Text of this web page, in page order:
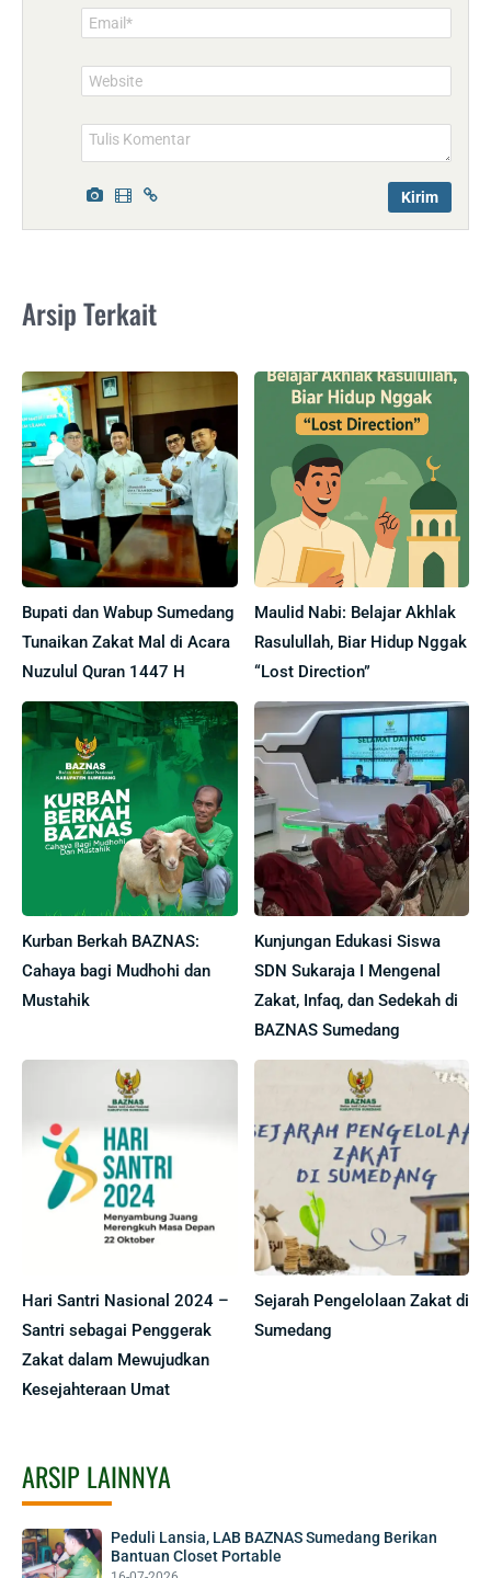
Email*
Website
Arsip Terkait
Bupati dan Wabup Sumedang
Tunaikan Zakat Mal di Acara
Nuzulul Quran 1447 H
Maulid Nabi: Belajar Akhlak
Rasulullah, Biar Hidup Nggak
“Lost Direction”
Kurban Berkah BAZNAS:
Cahaya bagi Mudhohi dan
Mustahik
Kunjungan Edukasi Siswa
SDN Sukaraja I Mengenal
Zakat, Infaq, dan Sedekah di
BAZNAS Sumedang
Hari Santri Nasional 2024 –
Santri sebagai Penggerak
Zakat dalam Mewujudkan
Kesejahteraan Umat
Sejarah Pengelolaan Zakat di
Sumedang
ARSIP LAINNYA
Peduli Lansia, LAB BAZNAS Sumedang Berikan
Bantuan Closet Portable